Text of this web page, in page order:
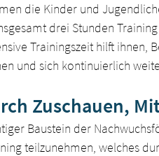
die Kinder und
drei Stunden
Trainingszeit hilft
und sich kontinuierlich
Zuschauen,
Baustein der
teilzunehmen, welches